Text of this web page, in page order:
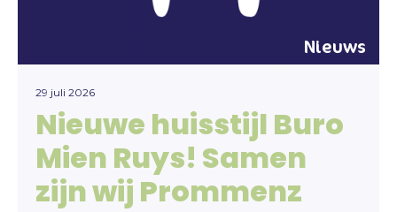
Nieuws
29 juli 2026
Nieuwe huisstijl Buro
Mien Ruys! Samen
zijn wij Prommenz